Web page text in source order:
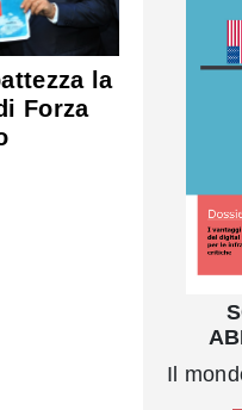
la
Forza
Il